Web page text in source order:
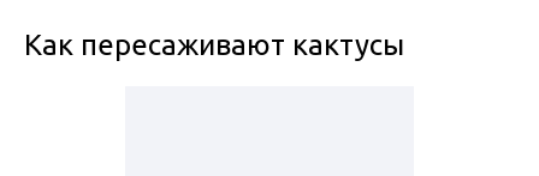
Как пересаживают кактусы